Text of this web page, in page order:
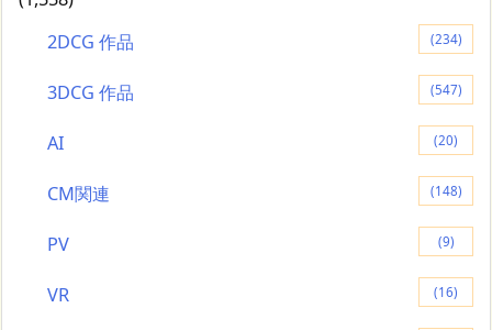
2DCG 作品
(234)
3DCG 作品 (547)
AI (20)
CM関連 (148)
PV (9)
VR (16)